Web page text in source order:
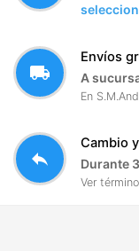
local_shipping
Envíos
A
En
reply
Cambio
Durante
Ver